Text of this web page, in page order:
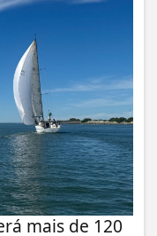
mais de 120